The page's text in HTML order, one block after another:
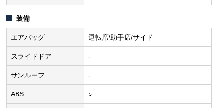
装備
エアバッグ 運転席/助手席/サイド
スライドドア -
サンルーフ -
ABS ○